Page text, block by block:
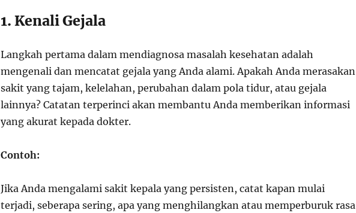
1. Kenali Gejala
Langkah pertama dalam mendiagnosa masalah kesehatan adalah
mengenali dan mencatat gejala yang Anda alami. Apakah Anda merasakan
sakit yang tajam, kelelahan, perubahan dalam pola tidur, atau gejala
lainnya? Catatan terperinci akan membantu Anda memberikan informasi
yang akurat kepada dokter.
Contoh:
Jika Anda mengalami sakit kepala yang persisten, catat kapan mulai
terjadi, seberapa sering, apa yang menghilangkan atau memperburuk rasa